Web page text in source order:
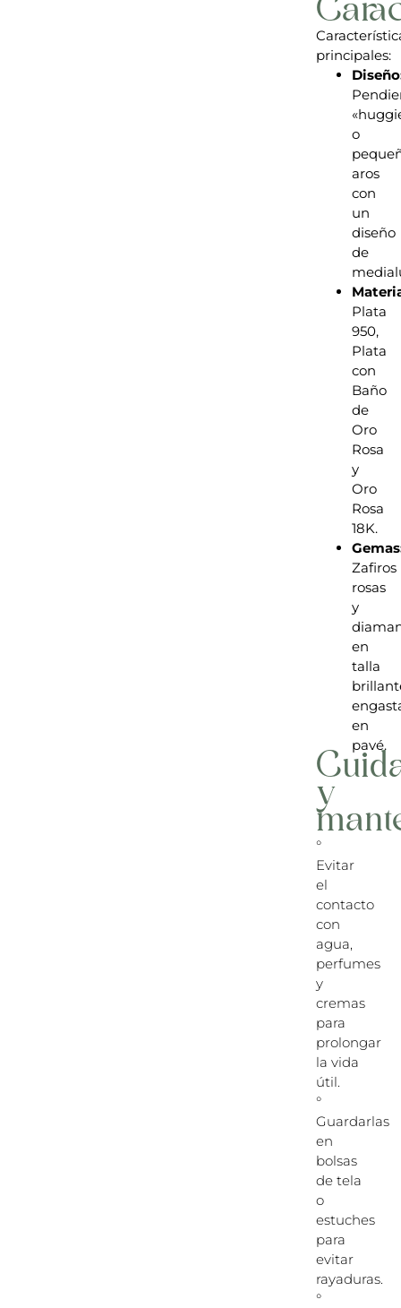
principales:
o
aros
con
un
diseño
de
Plata
950,
Plata
con
Baño
de
Oro
Rosa
y
Oro
Rosa
18K.
Zafiros
rosas
y
en
talla
en
pavé.
y
°
Evitar
el
contacto
con
agua,
perfumes
y
cremas
para
prolongar
la vida
útil.
°
Guardarlas
en
bolsas
de tela
o
estuches
para
evitar
rayaduras.
°